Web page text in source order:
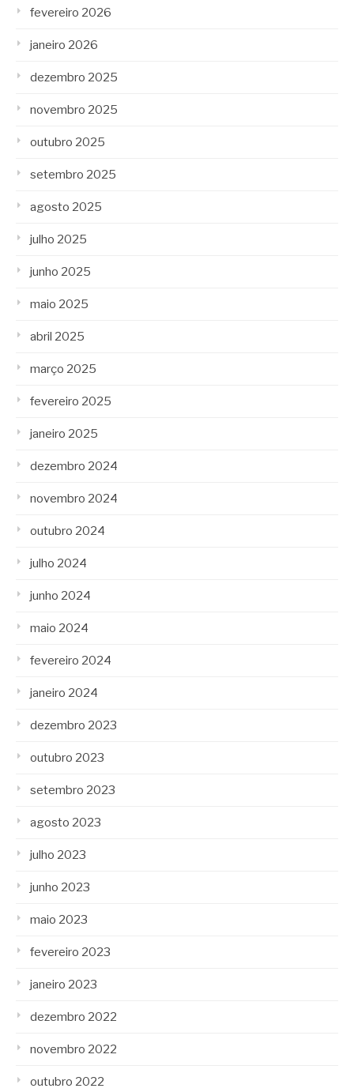
fevereiro 2026
janeiro 2026
dezembro 2025
novembro 2025
outubro 2025
setembro 2025
agosto 2025
julho 2025
junho 2025
maio 2025
abril 2025
março 2025
fevereiro 2025
janeiro 2025
dezembro 2024
novembro 2024
outubro 2024
julho 2024
junho 2024
maio 2024
fevereiro 2024
janeiro 2024
dezembro 2023
outubro 2023
setembro 2023
agosto 2023
julho 2023
junho 2023
maio 2023
fevereiro 2023
janeiro 2023
dezembro 2022
novembro 2022
outubro 2022